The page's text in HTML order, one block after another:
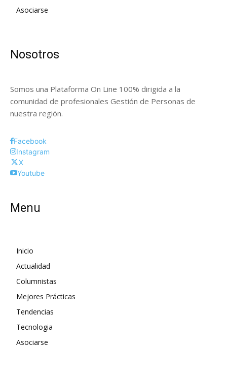
Asociarse
Nosotros
Somos una Plataforma On Line 100% dirigida a la
comunidad de profesionales Gestión de Personas de
nuestra región.
Facebook
Instagram
X
Youtube
Menu
Inicio
Actualidad
Columnistas
Mejores Prácticas
Tendencias
Tecnologia
Asociarse